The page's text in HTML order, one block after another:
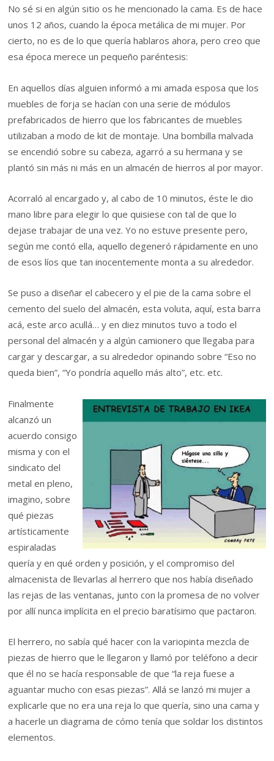
No sé si en algún sitio os he mencionado la cama. Es de hace
unos 12 años, cuando la época metálica de mi mujer. Por
cierto, no es de lo que quería hablaros ahora, pero creo que
esa época merece un pequeño paréntesis:
En aquellos días alguien informó a mi amada esposa que los
muebles de forja se hacían con una serie de módulos
prefabricados de hierro que los fabricantes de muebles
utilizaban a modo de kit de montaje. Una bombilla malvada
se encendió sobre su cabeza, agarró a su hermana y se
plantó sin más ni más en un almacén de hierros al por mayor.
Acorraló al encargado y, al cabo de 10 minutos, éste le dio
mano libre para elegir lo que quisiese con tal de que lo
dejase trabajar de una vez. Yo no estuve presente pero,
según me contó ella, aquello degeneró rápidamente en uno
de esos líos que tan inocentemente monta a su alrededor.
Se puso a diseñar el cabecero y el pie de la cama sobre el
cemento del suelo del almacén, esta voluta, aquí, esta barra
acá, este arco acullá… y en diez minutos tuvo a todo el
personal del almacén y a algún camionero que llegaba para
cargar y descargar, a su alrededor opinando sobre “Eso no
queda bien”, “Yo pondría aquello más alto”, etc. etc.
Finalmente
alcanzó un
acuerdo consigo
misma y con el
sindicato del
metal en pleno,
imagino, sobre
qué piezas
artísticamente
espiraladas
quería y en qué orden y posición, y el compromiso del
almacenista de llevarlas al herrero que nos había diseñado
las rejas de las ventanas, junto con la promesa de no volver
por allí nunca implícita en el precio baratísimo que pactaron.
El herrero, no sabía qué hacer con la variopinta mezcla de
piezas de hierro que le llegaron y llamó por teléfono a decir
que él no se hacía responsable de que “la reja fuese a
aguantar mucho con esas piezas”. Allá se lanzó mi mujer a
explicarle que no era una reja lo que quería, sino una cama y
a hacerle un diagrama de cómo tenía que soldar los distintos
elementos.